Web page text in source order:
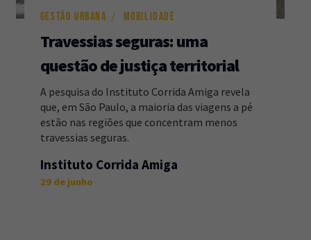
GESTÃO URBANA MOBILIDADE
Travessias seguras: uma
questão de justiça territorial
A pesquisa do Instituto Corrida Amiga revela
que, em São Paulo, a maioria das viagens a pé
estão nas regiões que concentram menos
travessias seguras.
Instituto Corrida Amiga
29 de junho